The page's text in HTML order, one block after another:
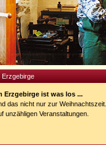
Erzgebirge
Erzgebirge ist was los ...
das nicht nur zur
unzähligen Veranstaltungen.